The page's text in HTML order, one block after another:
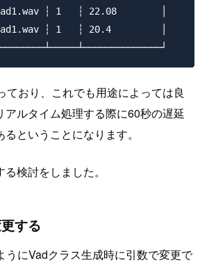
┆ 1   ┆ 22.08        │
┆ 1   ┆ 20.4         │
ており、これでも用途によっては良
アルタイム処理する際に60秒の遅延
ということになります。
検討をしました。
する
うにVadクラス生成時に引数で変更で